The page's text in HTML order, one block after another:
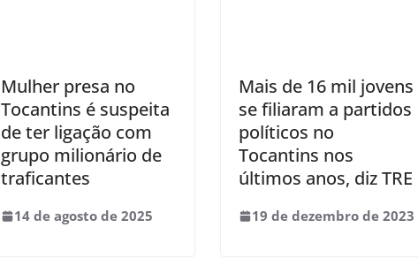
Mulher presa no
Tocantins é suspeita
de ter ligação com
grupo milionário de
traficantes
14 de agosto de 2025
Mais de 16 mil jovens
se filiaram a partidos
políticos no
Tocantins nos
últimos anos, diz TRE
19 de dezembro de 2023